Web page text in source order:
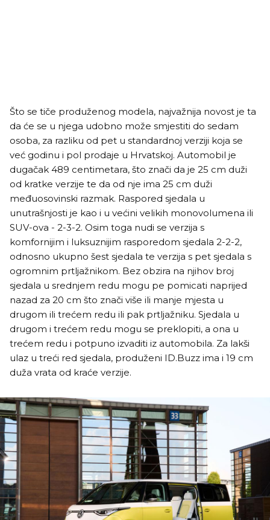
Što se tiče produženog modela, najvažnija novost je ta
da će se u njega udobno može smjestiti do sedam
osoba, za razliku od pet u standardnoj verziji koja se
već godinu i pol prodaje u Hrvatskoj. Automobil je
dugačak 489 centimetara, što znači da je 25 cm duži
od kratke verzije te da od nje ima 25 cm duži
međuosovinski razmak. Raspored sjedala u
unutrašnjosti je kao i u većini velikih monovolumena ili
SUV-ova - 2-3-2. Osim toga nudi se verzija s
komfornijim i luksuznijim rasporedom sjedala 2-2-2,
odnosno ukupno šest sjedala te verzija s pet sjedala s
ogromnim prtljažnikom. Bez obzira na njihov broj
sjedala u srednjem redu mogu pe pomicati naprijed
nazad za 20 cm što znači više ili manje mjesta u
drugom ili trećem redu ili pak prtljažniku. Sjedala u
drugom i trećem redu mogu se preklopiti, a ona u
trećem redu i potpuno izvaditi iz automobila. Za lakši
ulaz u treći red sjedala, produženi ID.Buzz ima i 19 cm
duža vrata od kraće verzije.